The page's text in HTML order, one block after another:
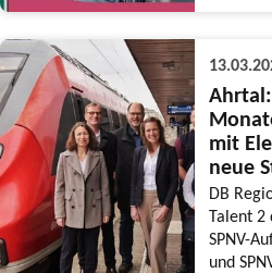
mit
neue
DB
Talent
SPNV-
und